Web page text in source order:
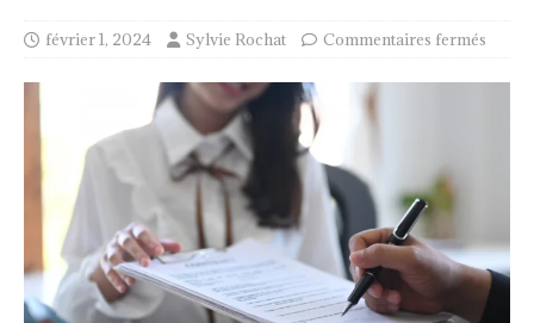
février 1, 2024 Sylvie Rochat Commentaires fermés